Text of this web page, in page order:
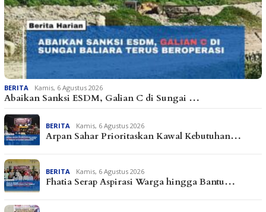
BERITA Kamis, 6 Agustus 2026
Abaikan Sanksi ESDM, Galian C di Sungai …
BERITA Kamis, 6 Agustus 2026
Arpan Sahar Prioritaskan Kawal Kebutuhan…
BERITA Kamis, 6 Agustus 2026
Fhatia Serap Aspirasi Warga hingga Bantu…